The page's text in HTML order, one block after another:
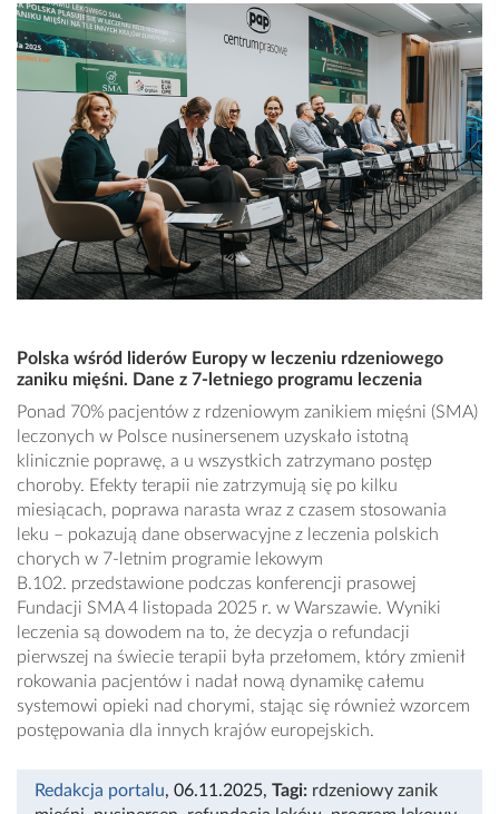
Polska wśród liderów Europy w leczeniu rdzeniowego
zaniku mięśni. Dane z 7-letniego programu leczenia
Ponad 70% pacjentów z rdzeniowym zanikiem mięśni (SMA)
leczonych w Polsce nusinersenem uzyskało istotną
klinicznie poprawę, a u wszystkich zatrzymano postęp
choroby. Efekty terapii nie zatrzymują się po kilku
miesiącach, poprawa narasta wraz z czasem stosowania
leku – pokazują dane obserwacyjne z leczenia polskich
chorych w 7-letnim programie lekowym
B.102. przedstawione podczas konferencji prasowej
Fundacji SMA 4 listopada 2025 r. w Warszawie. Wyniki
leczenia są dowodem na to, że decyzja o refundacji
pierwszej na świecie terapii była przełomem, który zmienił
rokowania pacjentów i nadał nową dynamikę całemu
systemowi opieki nad chorymi, stając się również wzorcem
postępowania dla innych krajów europejskich.
Redakcja portalu, 06.11.2025, Tagi: rdzeniowy zanik